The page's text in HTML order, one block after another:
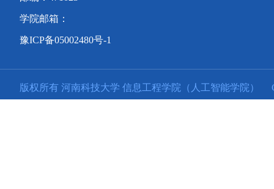
学院邮箱：
豫ICP备05002480号-1
版权所有 河南科技大学 信息工程学院（人工智能学院）